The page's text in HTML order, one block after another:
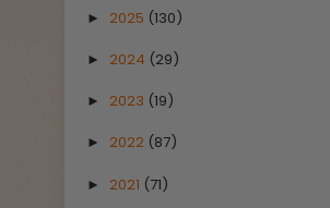
► 2025 (130)
► 2024 (29)
► 2023 (19)
► 2022 (87)
► 2021 (71)